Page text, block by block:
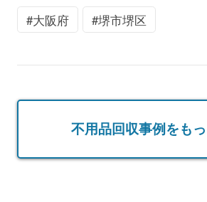
大阪府 堺市堺区
不用品回収事例をも